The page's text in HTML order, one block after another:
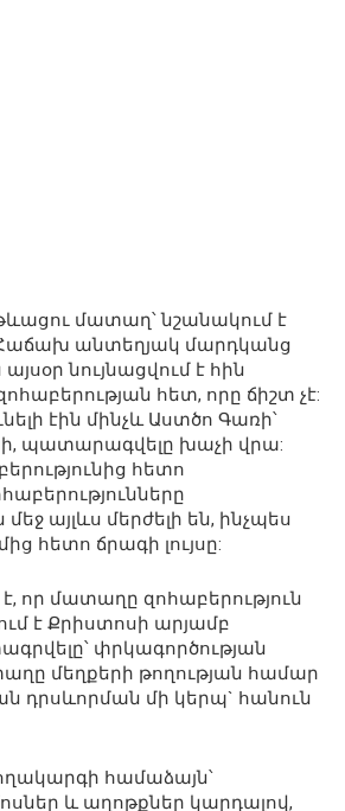
մատաղ՝ նշանակում է
Հաճախ անտեղյակ մարդկանց
նույնացվում է հին
հետ, որը ճիշտ չէ:
էին մինչև Աստծո Գառի՝
պատարագվելը խաչի վրա:
հետո
այլևս մերժելի են, ինչպես
հետո ճրագի լույսը:
որ մատաղը զոհաբերություն
է Քրիստոսի արյամբ
փրկագործության
մեղքերի թողության համար
դրսևորման մի կերպ` հանուն
համաձայն՝
և աղոթքներ կարդալով,